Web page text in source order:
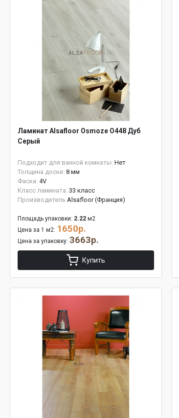
Ламинат Alsafloor Osmoze O448 Дуб
Серый
Подходит для ванной комнаты: Нет
Толщина доски: 8 мм
Фаска: 4V
Класс ламината: 33 класс
Производитель Alsafloor (Франция)
Площадь упаковки: 2.22 м2
Цена за 1 м2: 1650р.
Цена за упаковку: 3663р.
Купить